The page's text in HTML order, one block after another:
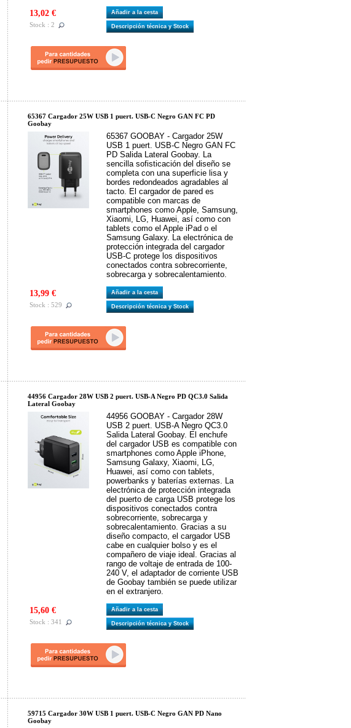
13,02 €
Stock : 2
Añadir a la cesta
Descripción técnica y Stock
65367 Cargador 25W USB 1 puert. USB-C Negro GAN FC PD
Goobay
65367 GOOBAY - Cargador 25W
USB 1 puert. USB-C Negro GAN FC
PD Salida Lateral Goobay. La
sencilla sofisticación del diseño se
completa con una superficie lisa y
bordes redondeados agradables al
tacto. El cargador de pared es
compatible con marcas de
smartphones como Apple, Samsung,
Xiaomi, LG, Huawei, así como con
tablets como el Apple iPad o el
Samsung Galaxy. La electrónica de
protección integrada del cargador
USB-C protege los dispositivos
conectados contra sobrecorriente,
sobrecarga y sobrecalentamiento.
13,99 €
Stock : 529
Añadir a la cesta
Descripción técnica y Stock
44956 Cargador 28W USB 2 puert. USB-A Negro PD QC3.0 Salida
Lateral Goobay
44956 GOOBAY - Cargador 28W
USB 2 puert. USB-A Negro QC3.0
Salida Lateral Goobay. El enchufe
del cargador USB es compatible con
smartphones como Apple iPhone,
Samsung Galaxy, Xiaomi, LG,
Huawei, así como con tablets,
powerbanks y baterías externas. La
electrónica de protección integrada
del puerto de carga USB protege los
dispositivos conectados contra
sobrecorriente, sobrecarga y
sobrecalentamiento. Gracias a su
diseño compacto, el cargador USB
cabe en cualquier bolso y es el
compañero de viaje ideal. Gracias al
rango de voltaje de entrada de 100-
240 V, el adaptador de corriente USB
de Goobay también se puede utilizar
en el extranjero.
15,60 €
Stock : 341
Añadir a la cesta
Descripción técnica y Stock
59715 Cargador 30W USB 1 puert. USB-C Negro GAN PD Nano
Goobay